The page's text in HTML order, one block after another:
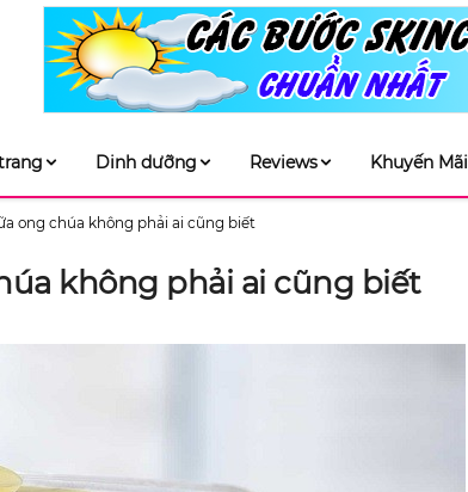
Dinh dưỡng Reviews Khuyến Mãi
ong chúa không phải ai cũng biết
không phải ai cũng biết